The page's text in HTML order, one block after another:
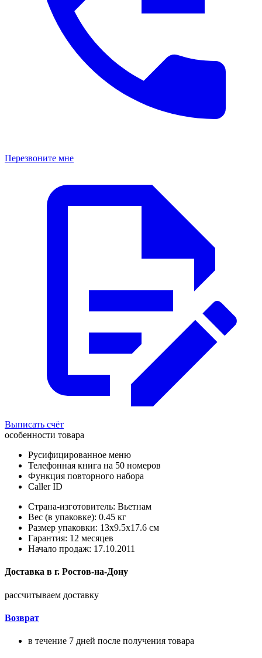
Перезвоните мне
Выписать счёт
особенности товара
Русифицированное меню
Телефонная книга на 50 номеров
Функция повторного набора
Caller ID
Страна-изготовитель: Вьетнам
Вес (в упаковке): 0.45 кг
Размер упаковки: 13x9.5x17.6 см
Гарантия: 12 месяцев
Начало продаж: 17.10.2011
Доставка в г. Ростов-на-Дону
рассчитываем доставку
Возврат
в течение 7 дней после получения товара